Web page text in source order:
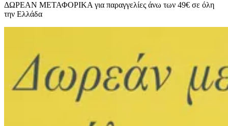
ΔΩΡΕΑΝ ΜΕΤΑΦΟΡΙΚΑ για παραγγελίες άνω των 49€ σε όλη
την Ελλάδα